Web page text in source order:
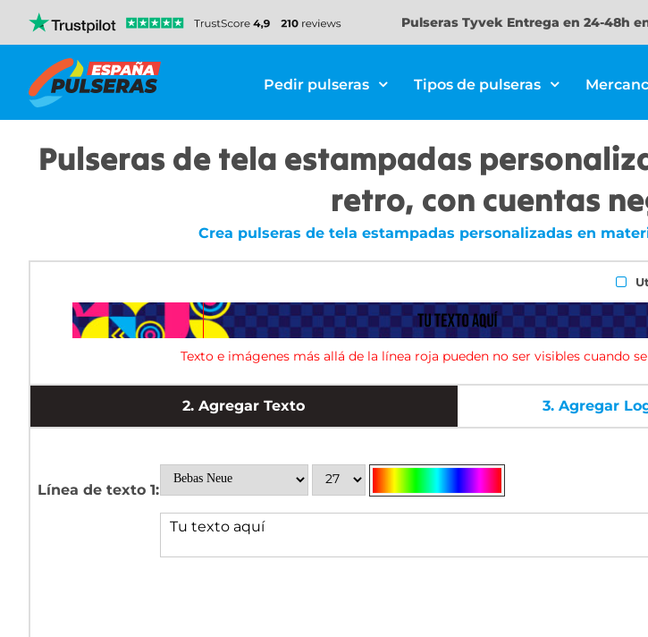
Pulseras Tyvek Entrega en 24-48h
Pedir pulseras Tipos de pulseras
Pulseras de tela estampadas
retro, con cuentas
Crea pulseras de tela estampadas personalizadas en
Texto e imágenes más allá de la línea roja pueden no ser visibles cuando
2.Agregar Texto 3. Agregar
Línea de texto 1: